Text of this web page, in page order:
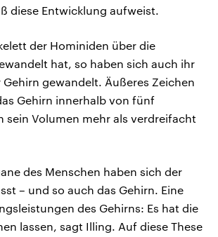
diese Entwicklung aufweist.
der Hominiden über die
hat, so haben sich auch ihr
gewandelt. Äußeres Zeichen
Gehirn innerhalb von fünf
sein Volumen mehr als verdreifacht
des Menschen haben sich der
– und so auch das Gehirn. Eine
des Gehirns: Es hat die
lassen, sagt Illing. Auf diese These